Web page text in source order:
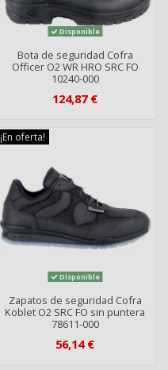
Disponible
Bota de seguridad Cofra
Officer O2 WR HRO SRC FO
10240-000
124,87 €
¡En oferta!
Disponible
Zapatos de seguridad Cofra
Koblet O2 SRC FO sin puntera
78611-000
56,14 €